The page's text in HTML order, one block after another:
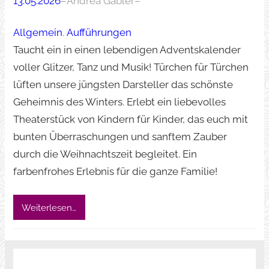
Allgemein, Aufführungen
Taucht ein in einen lebendigen Adventskalender
voller Glitzer, Tanz und Musik! Türchen für Türchen
lüften unsere jüngsten Darsteller das schönste
Geheimnis des Winters. Erlebt ein liebevolles
Theaterstück von Kindern für Kinder, das euch mit
bunten Überraschungen und sanftem Zauber
durch die Weihnachtszeit begleitet. Ein
farbenfrohes Erlebnis für die ganze Familie!
Weiterlesen…